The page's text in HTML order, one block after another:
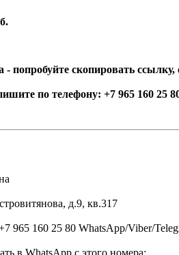
- попробуйте скопировать
по телефону: +7 965 160 25
д.9, кв.317
965 160 25 80 WhatsApp/Viber/
в WhatsApp с этого номера: